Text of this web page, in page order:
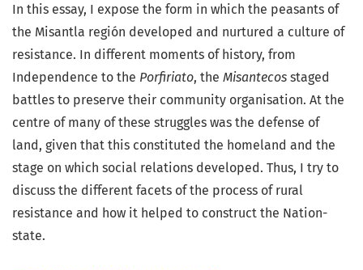
In this essay, I expose the form in which the peasants of
the Misantla región developed and nurtured a culture of
resistance. In different moments of history, from
Independence to the Porfiriato, the Misantecos staged
battles to preserve their community organisation. At the
centre of many of these struggles was the defense of
land, given that this constituted the homeland and the
stage on which social relations developed. Thus, I try to
discuss the different facets of the process of rural
resistance and how it helped to construct the Nation-
state.